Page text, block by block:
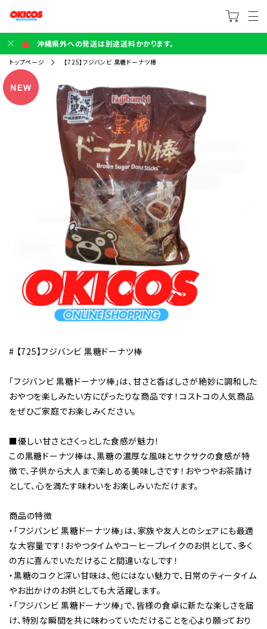
沖縄県外への発送は別途送料かかります。
トップページ 【725】フジバンビ 黒糖ドーナツ棒
# 【725】フジバンビ 黒糖ドーナツ棒
「フジバンビ 黒糖ドーナツ棒」は、甘さと香ばしさが絶妙に調和した
おやつを楽しみたい方にぴったりな商品です！コストコの人気商品
をぜひご家庭でお楽しみください。
■優しい甘さとさくっとした食感が魅力！
この黒糖ドーナツ棒は、黒糖の濃厚な風味とサクサクの食感が特
徴で、子供から大人まで楽しめる美味しさです！おやつやお茶請け
として、心を満たす味わいをお楽しみいただけます。
商品の特徴
・「フジバンビ 黒糖ドーナツ棒」は、家族や友人とのシェアにも最適
な大容量です！おやつタイムやコーヒーブレイクのお供として、多く
の方に喜んでいただけること間違いなしです！
・黒糖のコクと深い甘味は、他にはない魅力で、日常のティータイム
やお出かけのお供としても大活躍します。
・「フジバンビ 黒糖ドーナツ棒」で、皆様の食卓に新たな楽しさを届
け、特別な瞬間を共に味わっていただけることを心より願っており